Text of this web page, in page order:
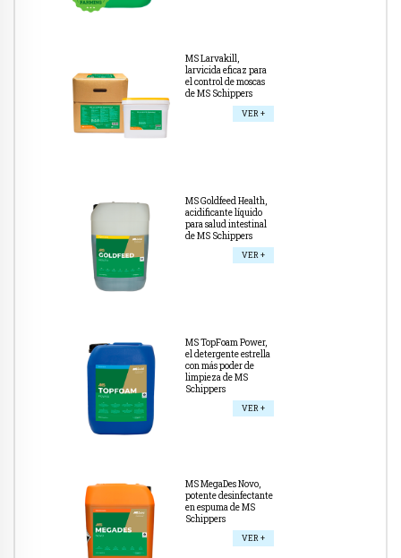
MS Larvakill,
larvicida eficaz para
el control de moscas
de MS Schippers
VER +
MS Goldfeed Health,
acidificante líquido
para salud intestinal
de MS Schippers
VER +
MS TopFoam Power,
el detergente estrella
con más poder de
limpieza de MS
Schippers
VER +
MS MegaDes Novo,
potente desinfectante
en espuma de MS
Schippers
VER +